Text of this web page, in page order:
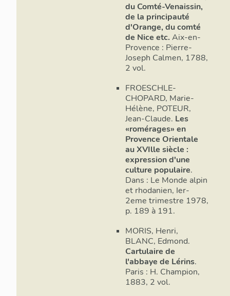
Il semble
Moyen Age.
Bouyon,
deux
château de
correspond
part, la
qui marque
orientale.
à-dire un
liste des
entre
lors de la
du Comté-Venaissin,
de la principauté
d'Orange, du comté
de Nice etc. Aix-en-
Provence : Pierre-
Joseph Calmen, 1788,
2 vol.
FROESCHLE-
CHOPARD, Marie-
Hélène, POTEUR,
Jean-Claude. Les
«romérages» en
Provence Orientale
au XVIlle siècle :
expression d'une
culture populaire.
Dans : Le Monde alpin
et rhodanien, Ier-
2eme trimestre 1978,
p. 189 à 191.
MORIS, Henri,
BLANC, Edmond.
Cartulaire de
l'abbaye de Lérins.
Paris : H. Champion,
1883, 2 vol.